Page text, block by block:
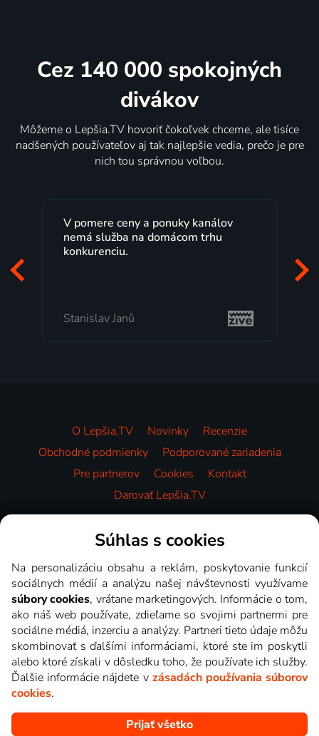
Cez 140 000 spokojných
divákov
Môžeme o Lepšia.TV hovoriť čokoľvek chceme, ale tisíce
nadšených používateľov aj tak najlepšie vedia, prečo je pre
nich tou správnou voľbou.
V pomere ceny a ponuky kanálov
nemá služba na domácom trhu
konkurenciu.
Stanislav Janů
O Lepšia.TV Novinky
Recenzie
Obchodné podmienky
Podporované zariadenia
Pre partnerov
Cookies
Kontakt
Darovať Lepšia.TV
Videotéka
Copyright © goNET s.r.o. Na tomto webe sú zobrazované obrázky
Súhlas s cookies
Na personalizáciu obsahu a reklám, poskytovanie funkcií
sociálnych médií a analýzu našej návštevnosti využívame
súbory cookies, vrátane marketingových. Informácie o tom,
ako náš web používate, zdieľame so svojimi partnermi pre
sociálne médiá, inzerciu a analýzy. Partneri tieto údaje môžu
skombinovať s ďalšími informáciami, ktoré ste im poskytli
alebo ktoré získali v dôsledku toho, že používate ich služby.
Ďalšie informácie nájdete v zásadách používania súborov
cookies.
Prijať všetko